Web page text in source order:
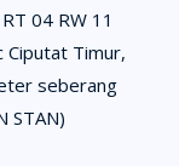
04 RW 11
Ciputat Timur,
seberang
STAN)